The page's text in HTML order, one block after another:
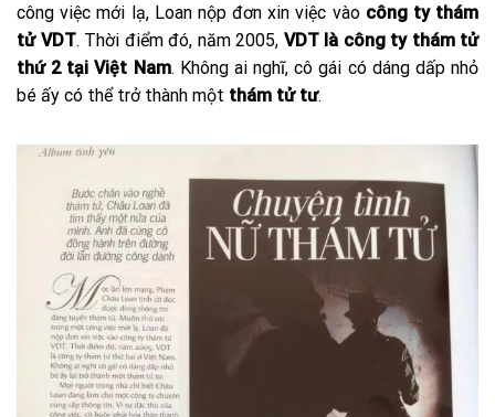
công việc mới lạ, Loan nộp đơn xin việc vào công ty thám
tử VDT. Thời điểm đó, năm 2005, VDT là công ty thám tử
thứ 2 tại Việt Nam. Không ai nghĩ, cô gái có dáng dấp nhỏ
bé ấy có thể trở thành một thám tử tư.